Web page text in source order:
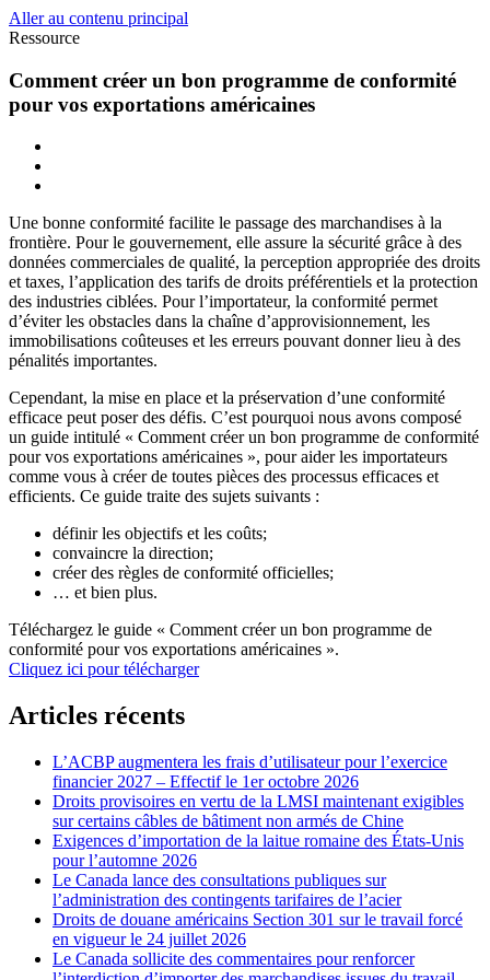
Aller au contenu principal
Ressource
Comment créer un bon programme de conformité
pour vos exportations américaines
Une bonne conformité facilite le passage des marchandises à la
frontière. Pour le gouvernement, elle assure la sécurité grâce à des
données commerciales de qualité, la perception appropriée des droits
et taxes, l’application des tarifs de droits préférentiels et la protection
des industries ciblées. Pour l’importateur, la conformité permet
d’éviter les obstacles dans la chaîne d’approvisionnement, les
immobilisations coûteuses et les erreurs pouvant donner lieu à des
pénalités importantes.
Cependant, la mise en place et la préservation d’une conformité
efficace peut poser des défis. C’est pourquoi nous avons composé
un guide intitulé « Comment créer un bon programme de conformité
pour vos exportations américaines », pour aider les importateurs
comme vous à créer de toutes pièces des processus efficaces et
efficients. Ce guide traite des sujets suivants :
définir les objectifs et les coûts;
convaincre la direction;
créer des règles de conformité officielles;
… et bien plus.
Téléchargez le guide « Comment créer un bon programme de
conformité pour vos exportations américaines ».
Cliquez ici pour télécharger
Articles récents
L’ACBP augmentera les frais d’utilisateur pour l’exercice
financier 2027 – Effectif le 1er octobre 2026
Droits provisoires en vertu de la LMSI maintenant exigibles
sur certains câbles de bâtiment non armés de Chine
Exigences d’importation de la laitue romaine des États-Unis
pour l’automne 2026
Le Canada lance des consultations publiques sur
l’administration des contingents tarifaires de l’acier
Droits de douane américains Section 301 sur le travail forcé
en vigueur le 24 juillet 2026
Le Canada sollicite des commentaires pour renforcer